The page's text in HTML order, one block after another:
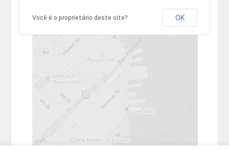
Você é o proprietário deste site? OK